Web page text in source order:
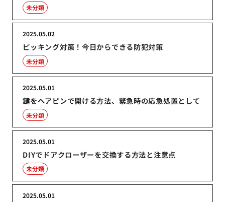
未分類
ピッキング対策！今日からできる防犯対策
2025.05.02
未分類
鍵をヘアピンで開ける方法、緊急時の応急処置として
2025.05.01
未分類
DIYでドアクローザーを交換する方法と注意点
2025.05.01
未分類
2025.05.01